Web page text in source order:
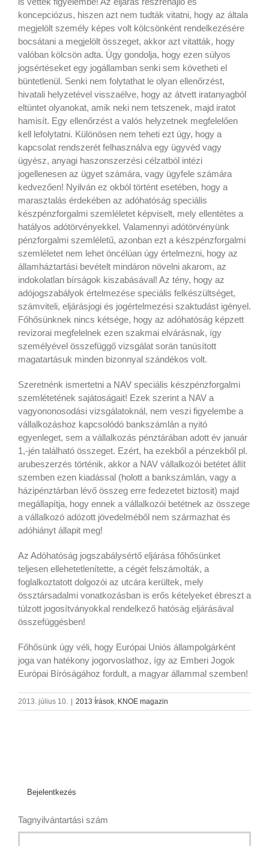
koncepciózus, hiszen azt nem tudták vitatni, hogy az általa
megjelölt személy képes volt kölcsönként rendelkezésére
bocsátani a megjelölt összeget, akkor azt vitatták, hogy
valóban kölcsön adta. Úgy gondolja, hogy ezen súlyos
jogsértéseket egy jogállamban senki sem követheti el
büntetlenül. Senki nem folytathat le olyan ellenőrzést,
hivatali helyzetével visszaélve, hogy az átvett iratanyagból
eltüntet olyanokat, amik neki nem tetszenek, majd iratot
hamisít. Egy ellenőrzést a valós helyzetnek megfelelően
kell lefolytatni. Különösen nem teheti ezt úgy, hogy a
kapcsolat rendszerét felhasználva egy ügyvéd vagy
ügyész, anyagi haszonszerzési célzatból intézi
jogellenesen az ügyet számára, vagy ügyfele számára
kedvezően! Nyilván ez okból történt esetében, hogy a
marasztalás érdekében az adóhatóság speciális
készpénzforgalmi szemléletet képviselt, mely ellentétes a
hatályos adótörvényekkel. Valamennyi adótörvényünk
pénzforgalmi szemléletű, azonban ezt a készpénzforgalmi
szemléletet nem lehet öncélúan úgy értelmezni, hogy az
államháztartási bevételt mindáron növelni akarom, az
indokolatlan bírságok kiszabásával! Az tény, hogy az
adójogszabályok értelmezése speciális felkészültséget,
számviteli, eljárásjogi és jogértelmezési szaktudást igényel.
Főhősünknek nincs kétsége, hogy az adóhatóság képzett
revizorai megfelelnek ezen szakmai elvárásnak, így
személyével összefüggő vizsgálat során tanúsított
magatartásuk minden bizonnyal szándékos volt.
Szeretnénk ismertetni a NAV speciális készpénzforgalmi
szemlétetének sajátoságait! Ezek szerint a NAV a
vagyononosodási vizsgálatoknál, nem veszi figyelembe a
vállalkozáshoz kapcsolódó bankszámlán a nyitó
egyenleget, sem a vállalkozás pénztárában adott év január
1,-jén található összeget. Ezért, ha ezekből a pénzekből pl.
arubeszerzés történik, akkor a NAV vállalkozói betétet állít
szemben ezen kiadással (holott a bankszámlán, vagy a
házipénztárban lévő összeg erre fedezetet biztosit) majd
megállapítja, hogy ennek a vállalkozói betétnek az összege
a vállalkozó adózott jövedelméből nem származhat és
adóhiányt állapit meg!
Az Adóhatóság jogszabálysértő eljárása főhősünket
teljesen ellehetetlenítette, a cégét felszámolták, a
foglalkoztatott dolgozói az utcára kerültek, mely
össztársadalmi vonatkozásban is erős kételyeket ébreszt a
túlzott jogosítványokkal rendelkező hatóság eljárásával
összefüggésben!
Főhősünk úgy véli, hogy Európai Uniós állampolgárként
joga van hatékony jogorvoslathoz, így az Emberi Jogok
Európai Bíróságához fordult, a magyar állammal szemben!
2013. július 10. 2013 Írások, KNOE magazin
Bejelentkezés
Tagnyilvántartási szám